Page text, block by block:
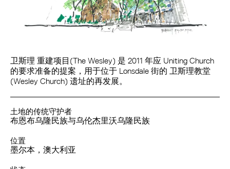
卫斯理 重建项目(The Wesley) 是 2011 年应 Uniting Church
的要求准备的提案，用于位于 Lonsdale 街的 卫斯理教堂
(Wesley Church) 遗址的再发展。
土地的传统守护者
布恩布乌隆民族与乌伦杰里沃乌隆民族
位置
墨尔本，澳大利亚